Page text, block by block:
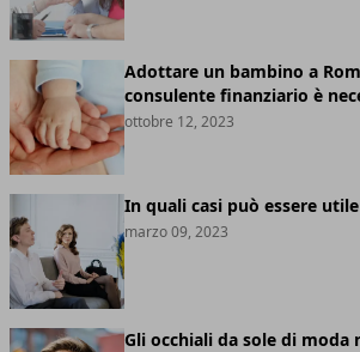
Adottare un bambino a
consulente finanziario è
ottobre 12, 2023
In quali casi può essere
marzo 09, 2023
Gli occhiali da sole di moda